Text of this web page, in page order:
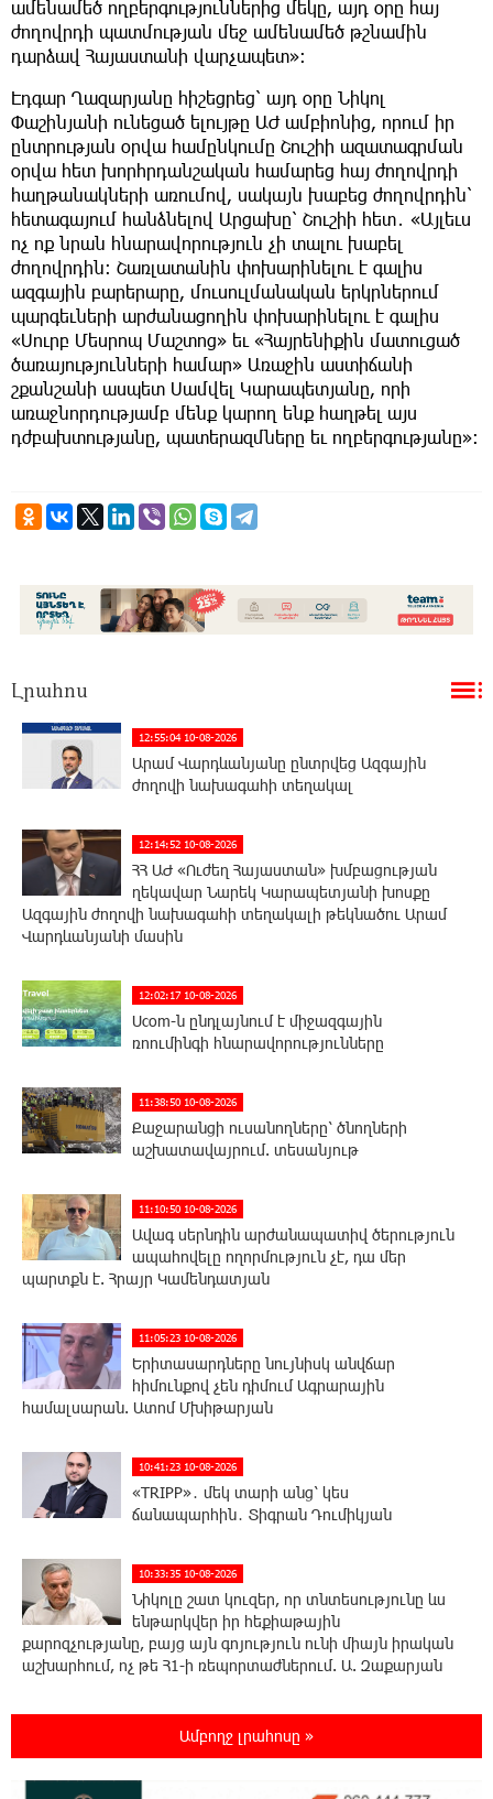
ամենամեծ ողբերգություններից մեկը, այդ օրը հայ
ժողովրդի պատմության մեջ ամենամեծ թշնամին
դարձավ Հայաստանի վարչապետ»։
Էդգար Ղազարյանը հիշեցրեց՝ այդ օրը Նիկոլ
Փաշինյանի ունեցած ելույթը ԱԺ ամբիոնից, որում իր
ընտրության օրվա համընկումը Շուշիի ազատագրման
օրվա հետ խորհրդանշական համարեց հայ ժողովրդի
հաղթանակների առումով, սակայն խաբեց ժողովրդին՝
հետագայում հանձնելով Արցախը՝ Շուշիի հետ․ «Այլեւս
ոչ ոք նրան հնարավորություն չի տալու խաբել
ժողովրդին։ Շառլատանին փոխարինելու է գալիս
ազգային բարերարը, մուսուլմանական երկրներում
պարգեւների արժանացողին փոխարինելու է գալիս
«Սուրբ Մեսրոպ Մաշտոց» եւ «Հայրենիքին մատուցած
ծառայությունների համար» Առաջին աստիճանի
շքանշանի ասպետ Սամվել Կարապետյանը, որի
առաջնորդությամբ մենք կարող ենք հաղթել այս
դժբախտությանը, պատերազմները եւ ողբերգությանը»։
Լրահոս
12:55:04 10-08-2026
Արամ Վարդևանյանը ընտրվեց Ազգային
ժողովի նախագահի տեղակալ
12:14:52 10-08-2026
ՀՀ ԱԺ «Ուժեղ Հայաստան» խմբացության
ղեկավար Նարեկ Կարապետյանի խոսքը
Ազգային ժողովի նախագահի տեղակալի թեկնածու Արամ
Վարդևանյանի մասին
12:02:17 10-08-2026
Ucom-ն ընդլայնում է միջազգային
ռոումինգի հնարավորությունները
11:38:50 10-08-2026
Քաջարանցի ուսանողները՝ ծնողների
աշխատավայրում. տեսանյութ
11:10:50 10-08-2026
Ավագ սերնդին արժանապատիվ ծերություն
ապահովելը ողորմություն չէ, դա մեր
պարտքն է. Հրայր Կամենդատյան
11:05:23 10-08-2026
Երիտասարդները նույնիսկ անվճար
հիմունքով չեն դիմում Ագրարային
համալսարան. Ատոմ Մխիթարյան
10:41:23 10-08-2026
«TRIPP»․ մեկ տարի անց՝ կես
ճանապարհին․ Տիգրան Դումիկյան
10:33:35 10-08-2026
Նիկոլը շատ կուզեր, որ տնտեսությունը ևս
ենթարկվեր իր հեքիաթային
քարոզչությանը, բայց այն գոյություն ունի միայն իրական
աշխարհում, ոչ թե Հ1-ի ռեպորտաժներում. Ա. Զաքարյան
Ժամանակի ընթացքում Հայաստանի բոլոր
Կարապետյան
Ամբողջ լրահոսը »